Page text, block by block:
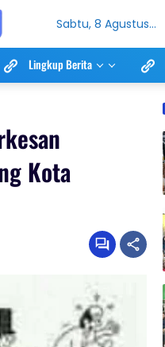
Sabtu, 8 Agustus
Lingkup Berita
Kota